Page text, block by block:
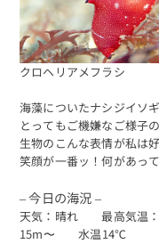
クロヘリアメフラシ
海藻についたナシジイソ
とってもご機嫌なご様子
生物のこんな表情が私は
笑顔が一番ッ！何があっ
– 今日の海況 –
天気：晴れ 最高気
15m〜 水温14℃